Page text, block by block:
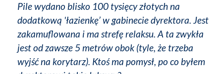
Pile wydano blisko 100 tysięcy złotych na
dodatkową 'łazienkę’ w gabinecie dyrektora. Jest
zakamuflowana i ma strefę relaksu. A ta zwykła
jest od zawsze 5 metrów obok (tyle, że trzeba
wyjść na korytarz). Ktoś ma pomysł, po co byłem